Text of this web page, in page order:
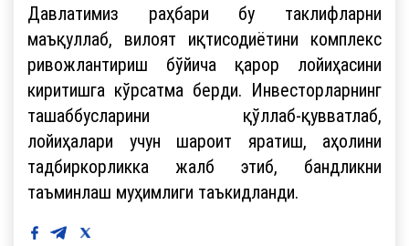
Давлатимиз раҳбари бу таклифларни
маъқуллаб, вилоят иқтисодиётини комплекс
ривожлантириш бўйича қарор лойиҳасини
киритишга кўрсатма берди. Инвесторларнинг
ташаббусларини қўллаб-қувватлаб,
лойиҳалари учун шароит яратиш, аҳолини
тадбиркорликка жалб этиб, бандликни
таъминлаш муҳимлиги таъкидланди.